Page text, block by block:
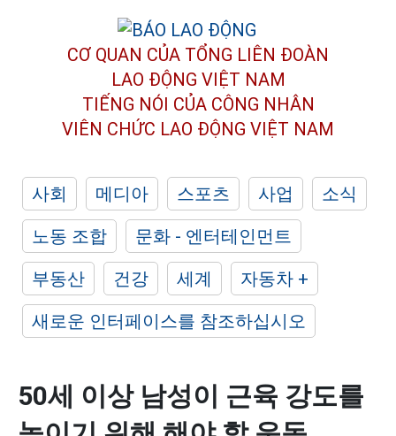
CƠ QUAN CỦA TỔNG LIÊN ĐOÀN
LAO ĐỘNG VIỆT NAM
TIẾNG NÓI CỦA CÔNG NHÂN
VIÊN CHỨC LAO ĐỘNG VIỆT NAM
사회 메디아 스포츠 사업
소식
노동 조합
문화 - 엔터테인먼트
부동산
건강 세계
자동차 +
새로운 인터페이스를 참조하십시오
50세 이상 남성이 근육 강도를